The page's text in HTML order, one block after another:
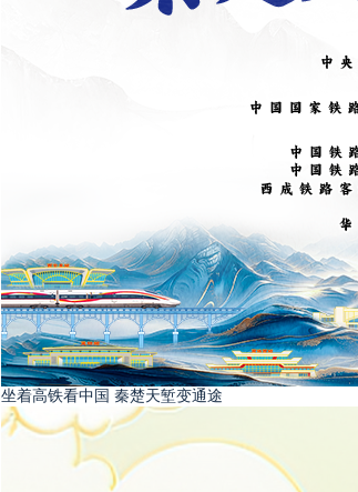
坐着高铁看中国 秦楚天堑变通途